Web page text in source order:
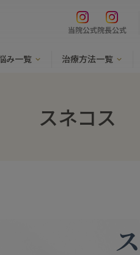
当院公式院長公式
み一覧 治療方法一覧
スネコス